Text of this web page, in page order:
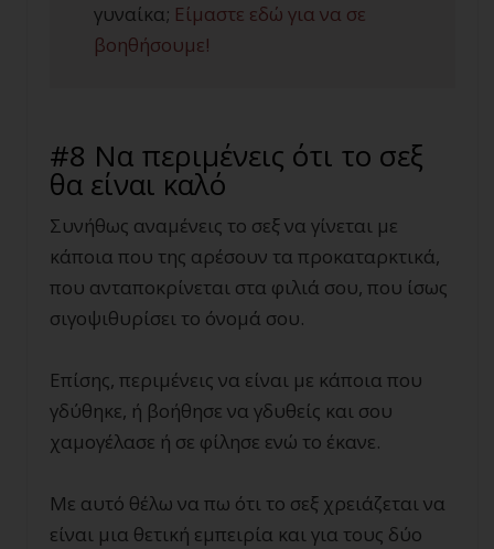
γυναίκα; Είμαστε εδώ για να σε
βοηθήσουμε!
#8 Να περιμένεις ότι το σεξ
θα είναι καλό
Συνήθως αναμένεις το σεξ να γίνεται με
κάποια που της αρέσουν τα προκαταρκτικά,
που ανταποκρίνεται στα φιλιά σου, που ίσως
σιγοψιθυρίσει το όνομά σου.
Επίσης, περιμένεις να είναι με κάποια που
γδύθηκε, ή βοήθησε να γδυθείς και σου
χαμογέλασε ή σε φίλησε ενώ το έκανε.
Με αυτό θέλω να πω ότι το σεξ χρειάζεται να
είναι μια θετική εμπειρία και για τους δύο